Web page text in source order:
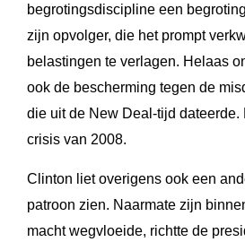
begrotingsdiscipline een
zijn opvolger, die het prompt
belastingen te verlagen. Helaas
ook de bescherming tegen de
die uit de New Deal-tijd dateerde.
crisis van 2008.
Clinton liet overigens ook een
patroon zien. Naarmate zijn
macht wegvloeide, richtte de